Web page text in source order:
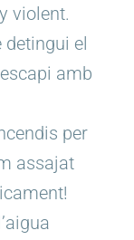
violent.
el
amb
per
assajat